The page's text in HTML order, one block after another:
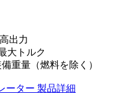
出力
大トルク
重量（燃料を除く）
ーター 製品詳細